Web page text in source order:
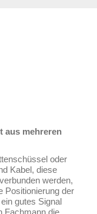
aus mehreren
oder
Kabel, diese
werden,
Positionierung der
gutes Signal
Fachmann die